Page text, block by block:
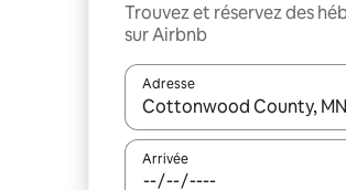
Trouvez et réservez des
sur Airbnb
Adresse
Lorsque les résultats
Arrivée